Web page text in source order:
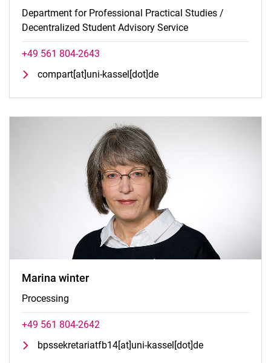
Department for Professional Practical Studies /
Decentralized Student Advisory Service
+49 561 804-2643
compart[at]uni-kassel[dot]de
Marina winter
Processing
+49 561 804-2642
bpssekretariatfb14[at]uni-kassel[dot]de